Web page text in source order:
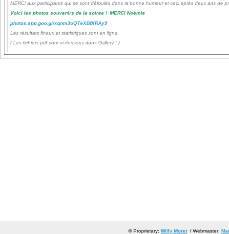
MERCI aux participants qui se sont défoulés dans la bonne humeur et ceci après deux ans de
Voici les photos souvenirs de la soirée ! MERCI Noémie
photos.app.goo.gl/xqnm3oQTeXBfXRAy9
Les résultats finaux et statistiques sont en ligne.
( Les fichiers pdf sont ci-dessous dans Gallery ! )
© Proprietary: Willy Moret/ Webmaster: